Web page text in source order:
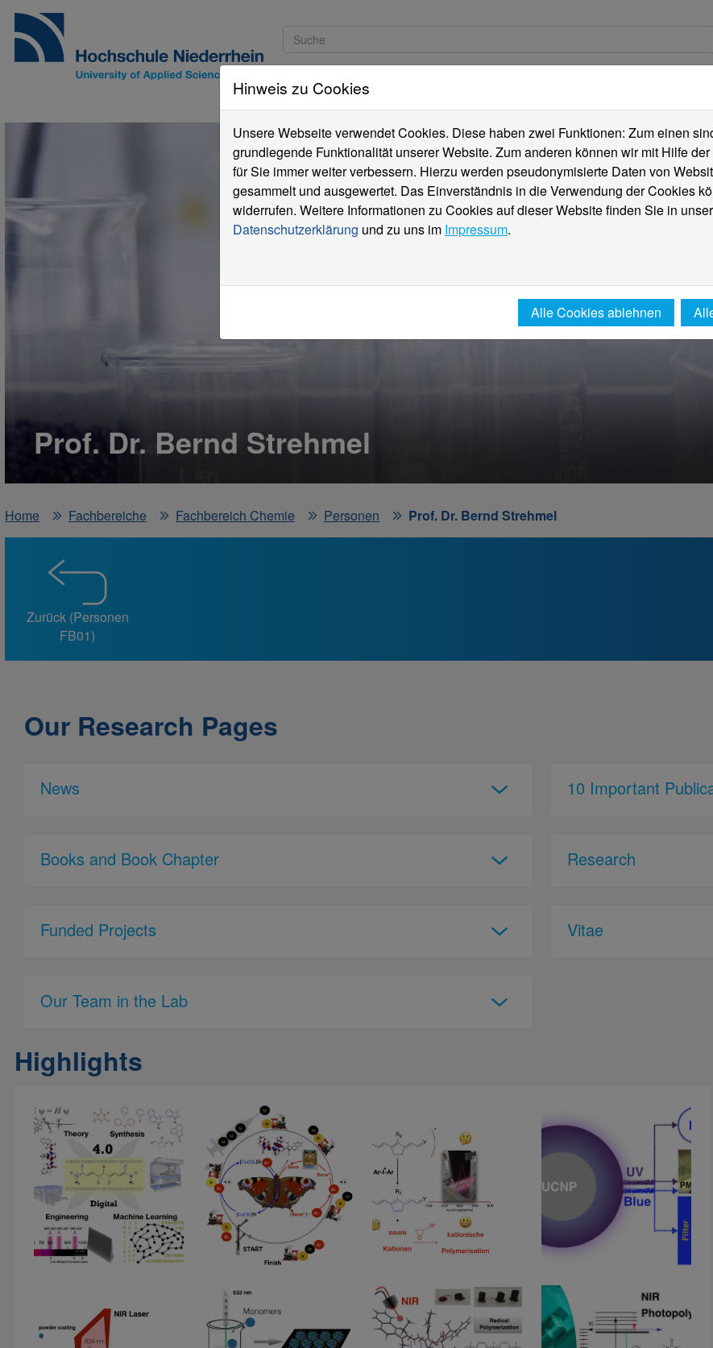
Studieninteressierte
Prof. Dr. Bernd Strehmel
Home
Fachbereiche Fachbereich Chemie Personen Prof. Dr. Bernd Strehmel
Zurück (Personen
FB01)
Our Research Pages
News 10 Important
Books and Book Chapter Research
Funded Projects Vitae
Our Team in the Lab
Highlights
Hinweis zu Cookies
Unsere Webseite verwendet Cookies. Diese haben zwei Funktionen: Zum einen
grundlegende Funktionalität unserer Website. Zum anderen können wir mit Hilfe
für Sie immer weiter verbessern. Hierzu werden pseudonymisierte Daten von
gesammelt und ausgewertet. Das Einverständnis in die Verwendung der Cookies
widerrufen. Weitere Informationen zu Cookies auf dieser Website finden Sie in
Datenschutzerklärung und zu uns im Impressum.
Alle Cookies ablehnen